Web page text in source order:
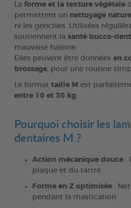
La forme et la texture végétale
permettent un nettoyage naturel
ni les gencives. Utilisées
soutiennent la santé bucco-
mauvaise haleine.
Elles peuvent être données en
brossage, pour une routine
Le format taille M est
entre 10 et 30 kg
Pourquoi choisir les
dentaires M ?
Action mécanique douce :
plaque et du tartre
Forme en Z optimisée :
pendant la mastication